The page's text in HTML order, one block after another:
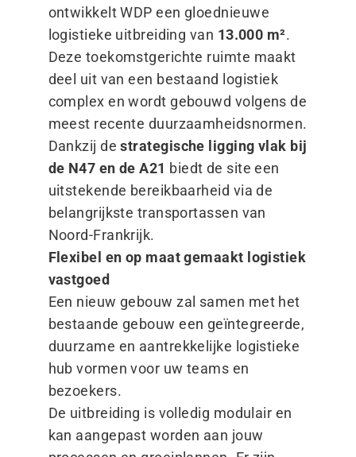
ontwikkelt WDP een gloednieuwe
logistieke uitbreiding van 13.000 m².
Deze toekomstgerichte ruimte maakt
deel uit van een bestaand logistiek
complex en wordt gebouwd volgens de
meest recente duurzaamheidsnormen.
Dankzij destrategische ligging vlak bij
de N47 en de A21 biedt de site een
uitstekende bereikbaarheid via de
belangrijkste transportassen van
Noord-Frankrijk.
Flexibel en op maat gemaakt logistiek
vastgoed
Een nieuw gebouw zal samen met het
bestaande gebouw een geïntegreerde,
duurzame en aantrekkelijke logistieke
hub vormen voor uw teams en
bezoekers.
De uitbreiding is volledig modulair en
kan aangepast worden aan jouw